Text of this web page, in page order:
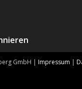
GmbH | Impressum |